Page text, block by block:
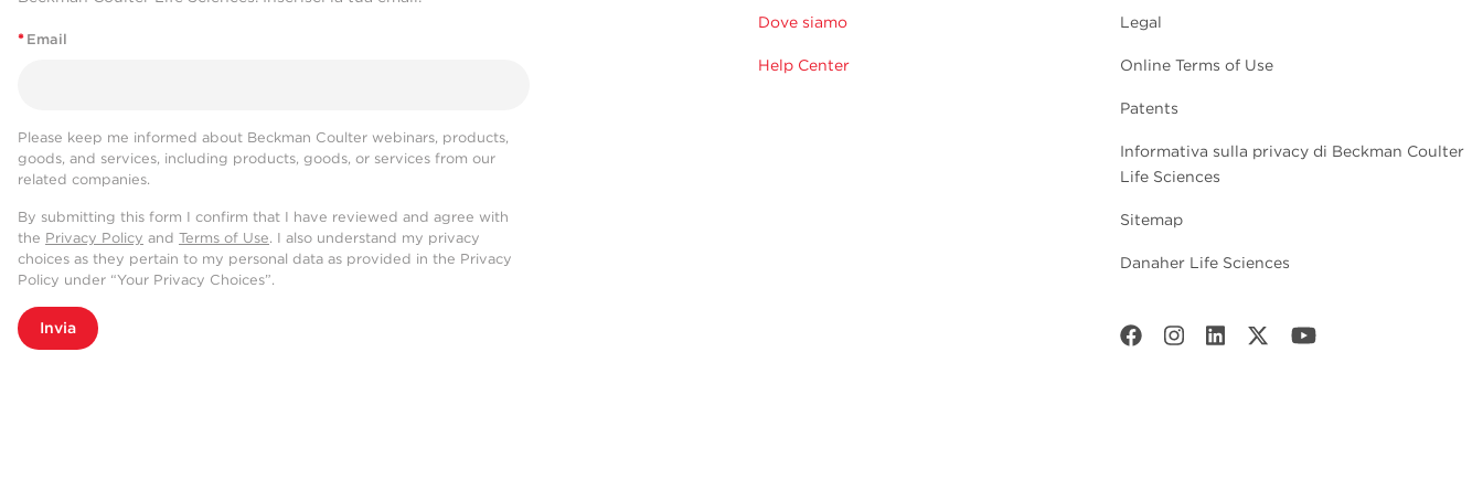
* Email
Please keep me informed about Beckman Coulter webinars, products,
goods, and services, including products, goods, or services from our
related companies.
By submitting this form I confirm that I have reviewed and agree with
the Privacy Policy and Terms of Use. I also understand my privacy
choices as they pertain to my personal data as provided in the Privacy
Policy under “Your Privacy Choices”.
Invia
Dove siamo
Help Center
Legal
Online Terms of Use
Patents
Informativa sulla privacy di Beckman Coulter
Life Sciences
Sitemap
Danaher Life Sciences